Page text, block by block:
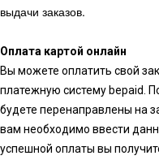
выдачи заказов.
Оплата картой онлайн
Вы можете оплатить свой
платежную систему bepaid.
будете перенаправлены на
вам необходимо ввести
успешной оплаты вы